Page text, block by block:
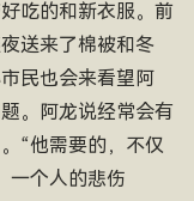
吃的和新衣服。前
送来了棉被和冬
民也会来看望阿
。阿龙说经常会有
“他需要的，不仅
一个人的悲伤